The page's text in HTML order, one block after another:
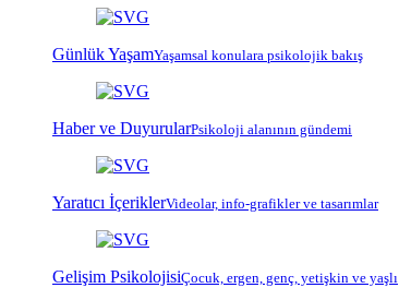
Günlük YaşamYaşamsal konulara psikolojik bakış
Haber ve DuyurularPsikoloji alanının gündemi
Yaratıcı İçeriklerVideolar, info-grafikler ve tasarımlar
Gelişim PsikolojisiÇocuk, ergen, genç, yetişkin ve yaşlı